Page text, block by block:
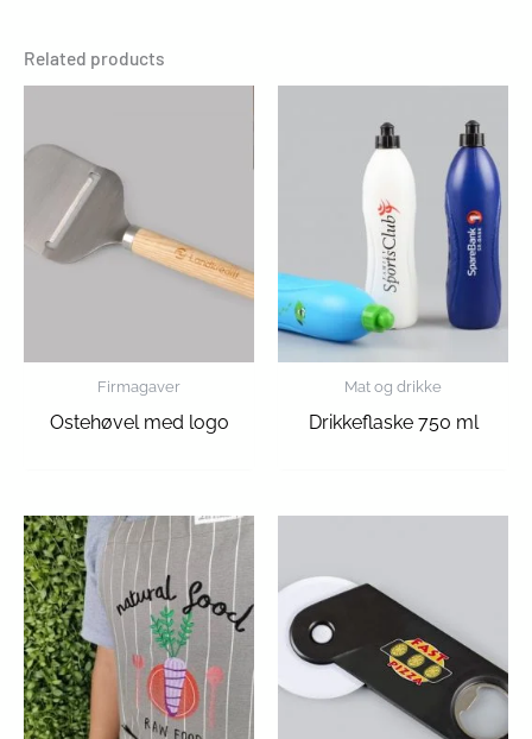
Related products
Firmagaver
Ostehøvel med logo
Mat og drikke
Drikkeflaske 750 ml